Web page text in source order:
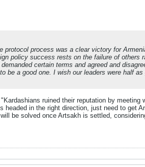
protocol process was a clear victory for
policy success rests on the failure of others
certain terms and agreed and
be a good one. I wish our leaders were half
ruined their reputation by
in the right direction, just need to get
be solved once Artsakh is settled,